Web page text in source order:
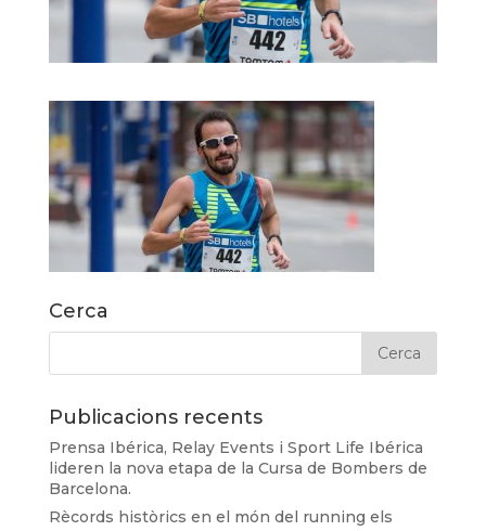
Cerca
Publicacions recents
Prensa Ibérica, Relay Events i Sport Life Ibérica
lideren la nova etapa de la Cursa de Bombers de
Barcelona.
Rècords històrics en el món del running els